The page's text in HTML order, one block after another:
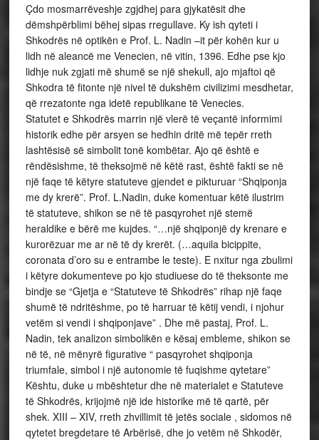
Çdo mosmarrëveshje zgjdhej para gjykatësit dhe
dëmshpërblimi bëhej sipas rregullave. Ky ish qyteti i
Shkodrës në optikën e Prof. L. Nadin –it për kohën kur u
lidh në aleancë me Venecien, në vitin, 1396. Edhe pse kjo
lidhje nuk zgjati më shumë se një shekull, ajo mjaftoi që
Shkodra të fitonte një nivel të dukshëm civilizimi mesdhetar,
që rrezatonte nga idetë republikane të Venecies.
Statutet e Shkodrës marrin një vlerë të veçantë informimi
historik edhe për arsyen se hedhin dritë më tepër rreth
lashtësisë së simbolit tonë kombëtar. Ajo që është e
rëndësishme, të theksojmë në këtë rast, është fakti se në
një faqe të këtyre statuteve gjendet e pikturuar “Shqiponja
me dy krerë”. Prof. L.Nadin, duke komentuar këtë ilustrim
të statuteve, shikon se në të pasqyrohet një stemë
heraldike e bërë me kujdes. “…një shqiponjë dy krenare e
kurorëzuar me ar në të dy krerët. (…aquila bicippite,
coronata d’oro su e entrambe le teste). E nxitur nga zbulimi
i këtyre dokumenteve po kjo studiuese do të theksonte me
bindje se “Gjetja e “Statuteve të Shkodrës” rihap një faqe
shumë të ndritëshme, po të harruar të këtij vendi, i njohur
vetëm si vendi i shqiponjave” . Dhe më pastaj, Prof. L.
Nadin, tek analizon simbolikën e kësaj embleme, shikon se
në të, në mënyrë figurative “ pasqyrohet shqiponja
triumfale, simbol i një autonomie të fuqishme qytetare”
Kështu, duke u mbështetur dhe në materialet e Statuteve
të Shkodrës, krijojmë një ide historike më të qartë, për
shek. XIII – XIV, rreth zhvillimit të jetës sociale , sidomos në
qytetet bregdetare të Arbërisë, dhe jo vetëm në Shkodër,